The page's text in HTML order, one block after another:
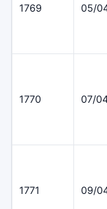
1769 05/
1770 07/
1771 09/